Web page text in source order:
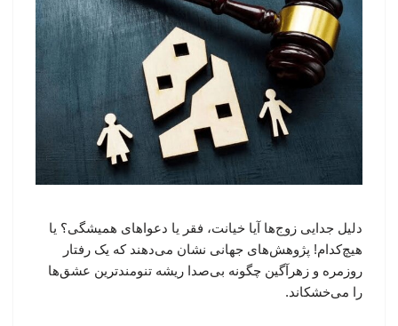
دلیل جدایی زوج‌ها آیا خیانت، فقر یا دعواهای همیشگی؟ یا
هیچ‌کدام! پژوهش‌های جهانی نشان می‌دهند که یک رفتار
روزمره و زهرآگین چگونه بی‌صدا ریشه تنومندترین عشق‌ها
را می‌خشکاند.